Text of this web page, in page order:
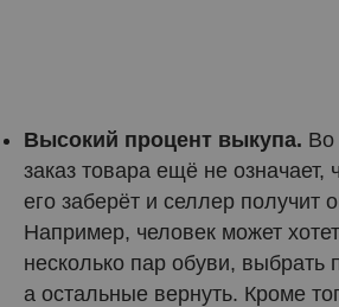
Высокий процент выкупа. Во
заказ товара ещё не означает,
его заберёт и селлер получит
Например, человек может
несколько пар обуви,
а остальные вернуть. Кроме